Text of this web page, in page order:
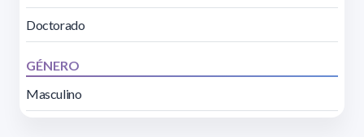
Doctorado
GÉNERO
Masculino